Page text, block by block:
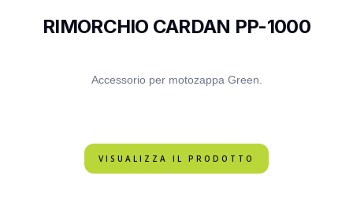
RIMORCHIO CARDAN PP-1000
Accessorio per motozappa Green.
VISUALIZZA IL PRODOTTO